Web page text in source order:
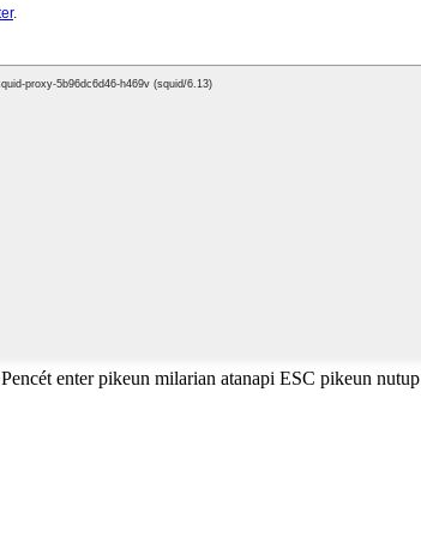
Pencét enter pikeun milarian atanapi ESC pikeun nutup